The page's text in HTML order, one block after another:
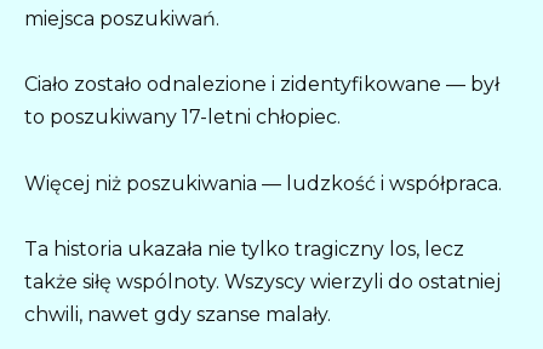
miejsca poszukiwań.
Ciało zostało odnalezione i zidentyfikowane — był
to poszukiwany 17-letni chłopiec.
Więcej niż poszukiwania — ludzkość i współpraca.
Ta historia ukazała nie tylko tragiczny los, lecz
także siłę wspólnoty. Wszyscy wierzyli do ostatniej
chwili, nawet gdy szanse malały.